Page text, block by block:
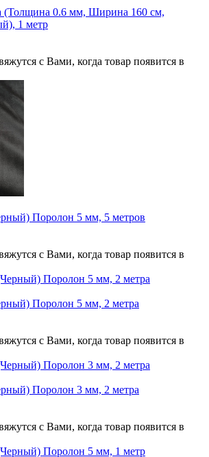
(Толщина 0.6 мм, Ширина 160 см,
1 метр
с Вами, когда товар появится в
Поролон 5 мм, 5 метров
с Вами, когда товар появится в
Поролон 5 мм, 2 метра
с Вами, когда товар появится в
Поролон 3 мм, 2 метра
с Вами, когда товар появится в